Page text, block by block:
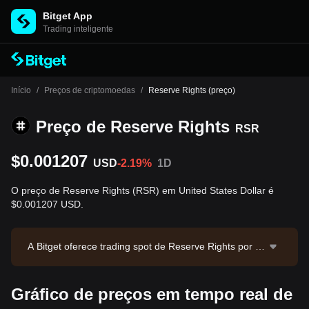
Bitget App
Trading inteligente
Início / Preços de criptomoedas / Reserve Rights (preço)
Preço de Reserve Rights RSR
$0.001207 USD-2.19% 1D
O preço de Reserve Rights (RSR) em United States Dollar é
$0.001207 USD.
A Bitget oferece trading spot de Reserve Rights por m
428.49. Reserve Rights possui valor de mercado de
Gráfico de preços em tempo real de